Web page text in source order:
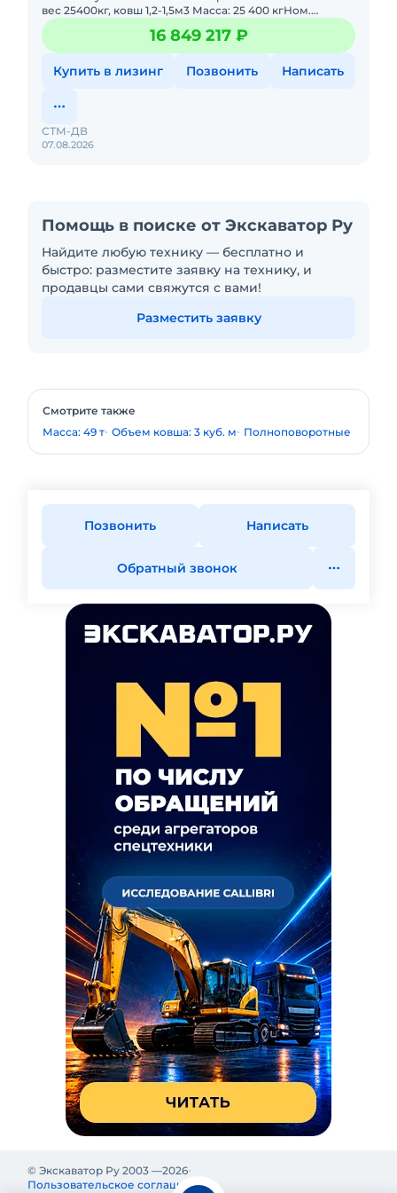
вес 25400кг, ковш 1,2-1,5м3 Масса: 25 400 кгНом.
частота вращения: 2000 об/мин Скорость движения:
3.0&ndash
16 849 217 ₽
Купить в лизинг Позвонить Написать
07.08.2026
СТМ-ДВ
Помощь в поиске от Экскаватор Ру
Найдите любую технику — бесплатно и
быстро: разместите заявку на технику, и
продавцы сами свяжутся с вами!
Разместить заявку
Смотрите также
Масса: 49 т Объем ковша: 3 куб. м Полноповоротные
Позвонить Написать
Обратный звонок
© Экскаватор Ру 2003 —2026
Пользовательское соглашение